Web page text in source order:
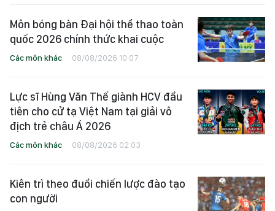
Môn bóng bàn Đại hội thể thao toàn
quốc 2026 chính thức khai cuộc
Các môn khác 08/08/2026 10:07
Lực sĩ Hùng Văn Thế giành HCV đầu
tiên cho cử tạ Việt Nam tại giải vô
địch trẻ châu Á 2026
Các môn khác 08/08/2026 02:03
Kiên trì theo đuổi chiến lược đào tạo
con người